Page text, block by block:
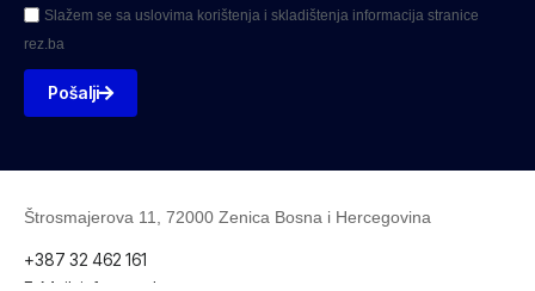
Slažem se sa uslovima korištenja i skladištenja informacija stranice
rez.ba
Pošalji
Štrosmajerova 11, 72000 Zenica Bosna i Hercegovina
+387 32 462 161